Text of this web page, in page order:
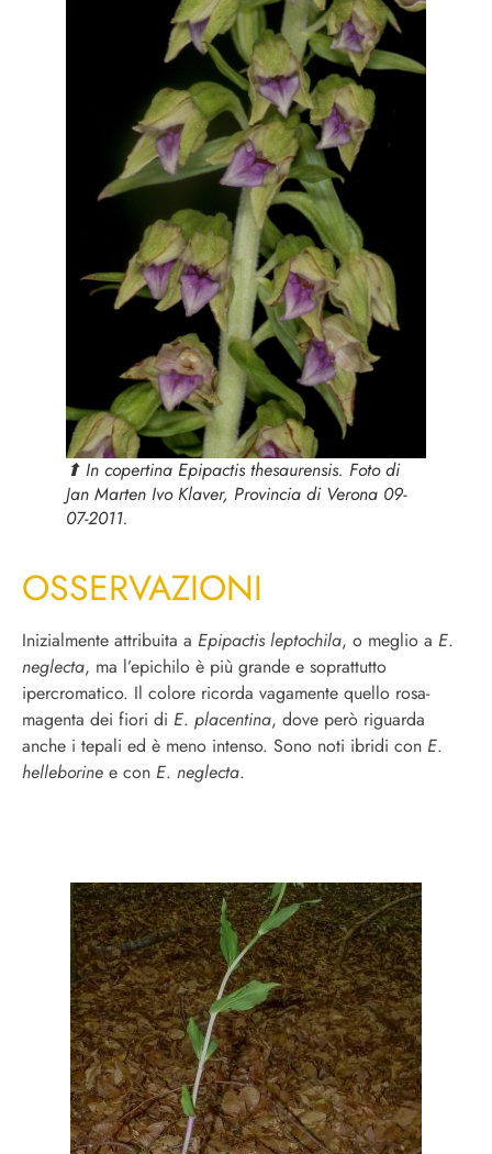
⬆︎ In copertina Epipactis thesaurensis. Foto di
Jan Marten Ivo Klaver, Provincia di Verona 09-
07-2011.
OSSERVAZIONI
Inizialmente attribuita a Epipactis leptochila, o meglio a E.
neglecta, ma l’epichilo è più grande e soprattutto
ipercromatico. Il colore ricorda vagamente quello rosa-
magenta dei fiori di E. placentina, dove però riguarda
anche i tepali ed è meno intenso. Sono noti ibridi con E.
helleborine e con E. neglecta.